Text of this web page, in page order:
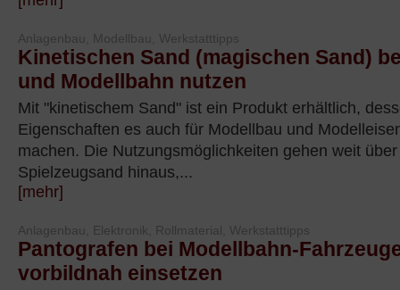
Anlagenbau, Modellbau, Werkstatttipps
Kinetischen Sand (magischen Sand)
und Modellbahn nutzen
Mit "kinetischem Sand" ist ein Produkt erhältlich,
Eigenschaften es auch für Modellbau und
machen. Die Nutzungsmöglichkeiten gehen weit
Spielzeugsand hinaus,...
[mehr]
Anlagenbau, Elektronik, Rollmaterial, Werkstatttipps
Pantografen bei Modellbahn-
vorbildnah einsetzen